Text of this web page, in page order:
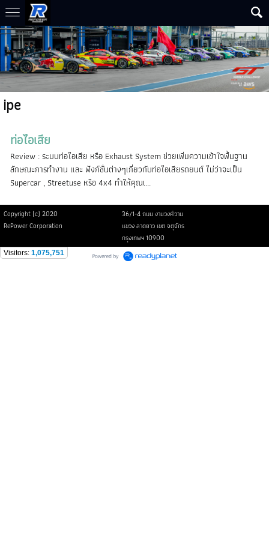
ipe
ท่อไอเสีย
Review : ระบบท่อไอเสีย หรือ Exhaust System ช่วยเพิ่มความเข้าใจพื้นฐาน
ลักษณะการทำงาน และ ฟังก์ชั่นต่างๆเกี่ยวกับท่อไอเสียรถยนต์ ไม่ว่าจะเป็น
Supercar , Streetuse หรือ 4x4 ทำให้คุณเ...
Copyright (c) 2020
36/1-4 ถนน งามวงศ์วาน
RePower Corporation
แขวง ลาดยาว เขต จตุจักร
กรุงเทพฯ 10900
Visitors: 1,075,751